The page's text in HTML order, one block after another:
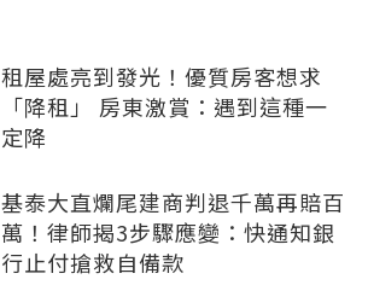
租屋處亮到發光！優質房客想求
「降租」 房東激賞：遇到這種一
定降
基泰大直爛尾建商判退千萬再賠百
萬！律師揭3步驟應變：快通知銀
行止付搶救自備款